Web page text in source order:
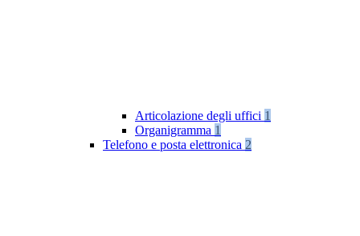
Articolazione degli uffici 1
Organigramma 1
Telefono e posta elettronica 2